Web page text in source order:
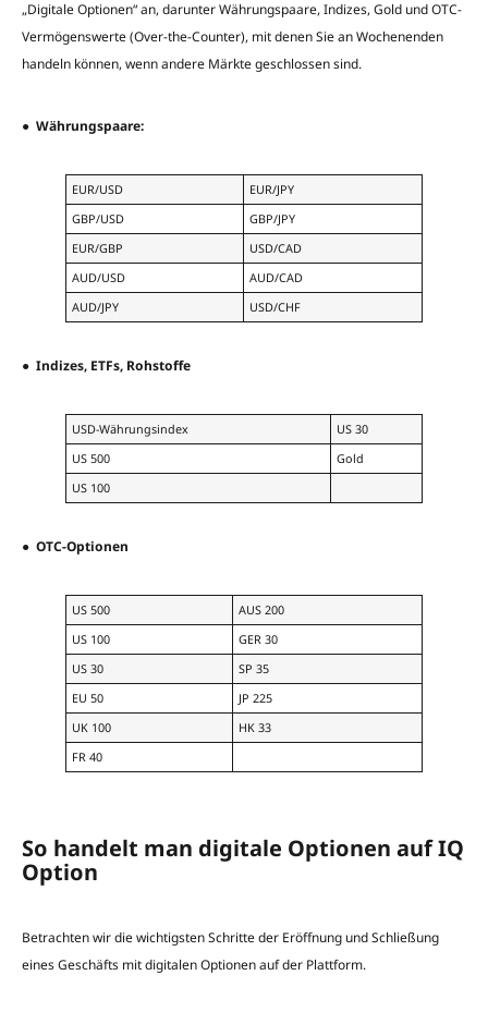
„Digitale Optionen“ an, darunter Währungspaare, Indizes, Gold und OTC-
Vermögenswerte (Over-the-Counter), mit denen Sie an Wochenenden
handeln können, wenn andere Märkte geschlossen sind.
● Währungspaare:
EUR/USD
EUR/JPY
GBP/USD
GBP/JPY
EUR/GBP
USD/CAD
AUD/USD
AUD/CAD
AUD/JPY
USD/CHF
● Indizes, ETFs, Rohstoffe
USD-Währungsindex
US 30
US 500
Gold
US 100
● OTC-Optionen
US 500
AUS 200
US 100
GER 30
US 30
SP 35
EU 50
JP 225
UK 100
HK 33
FR 40
So handelt man digitale Optionen auf IQ
Option
Betrachten wir die wichtigsten Schritte der Eröffnung und Schließung
eines Geschäfts mit digitalen Optionen auf der Plattform.